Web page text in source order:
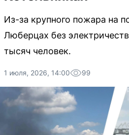
Из-за крупного пожара на
Люберцах без
тысяч человек.
1 июля, 2026, 14:00 99